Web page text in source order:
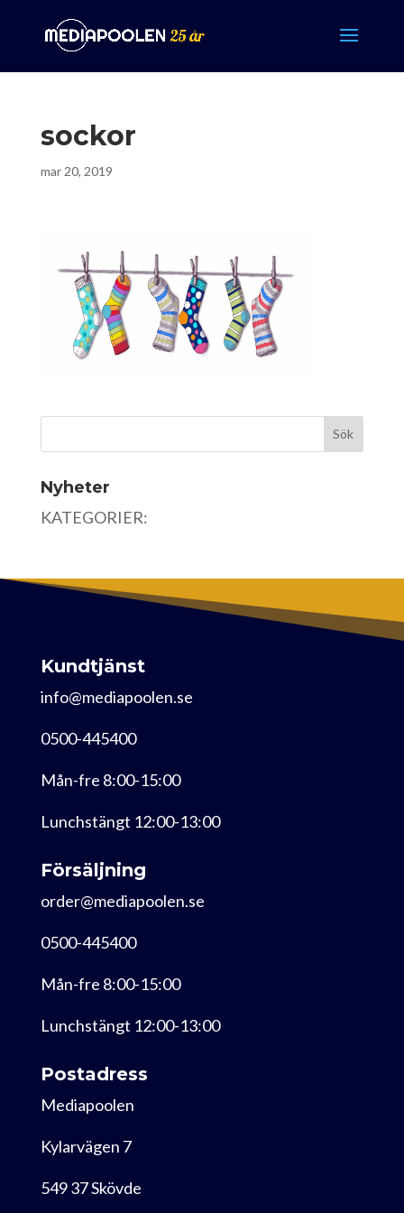
sockor
mar 20, 2019
Nyheter
KATEGORIER:
Kundtjänst
info@mediapoolen.se
0500-445400
Mån-fre 8:00-15:00
Lunchstängt 12:00-13:00
Försäljning
order@mediapoolen.se
0500-445400
Mån-fre 8:00-15:00
Lunchstängt 12:00-13:00
Postadress
Mediapoolen
Kylarvägen 7
549 37 Skövde